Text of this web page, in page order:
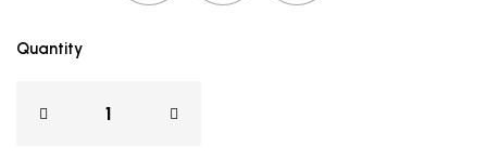
Quantity